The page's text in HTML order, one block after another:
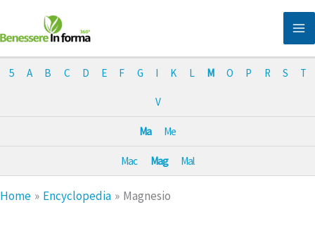
contenuto
5 A B C D E F G I K L M O P R S T
V
Ma Me
Mac Mag Mal
Home Encyclopedia Magnesio